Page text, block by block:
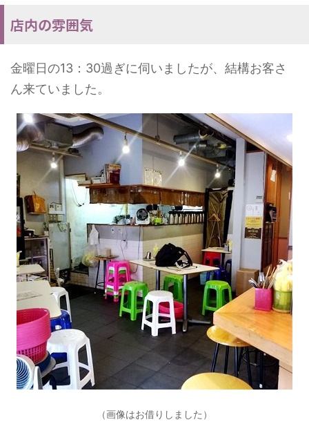
店内の雰囲気
金曜日の13：30過ぎに伺いましたが、結構お客さ
ん来ていました。
（画像はお借りしました）